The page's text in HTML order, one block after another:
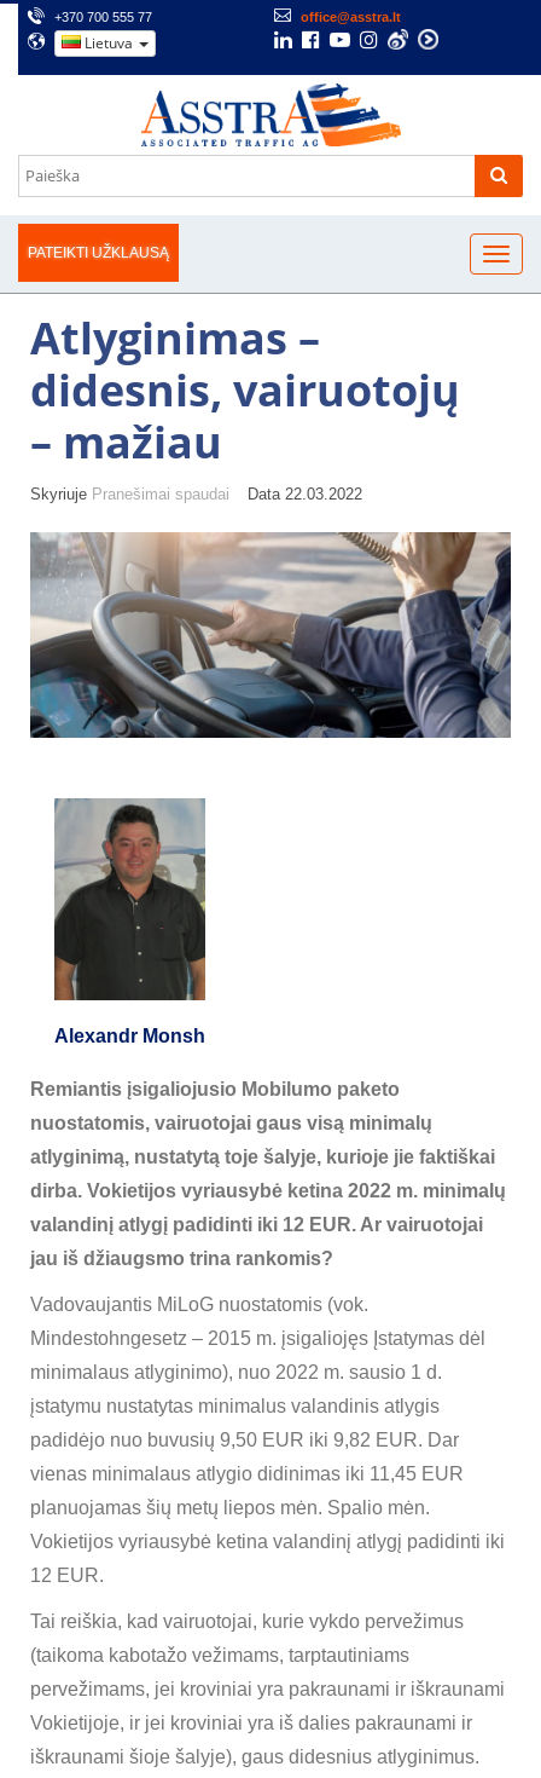
+370 700 555 77 office@asstra.lt
Lietuva
PATEIKTI UŽKLAUSĄ
Atlyginimas –
didesnis, vairuotojų
– mažiau
Skyriuje Pranešimai spaudai Data 22.03.2022
Alexandr Monsh
Remiantis įsigaliojusio Mobilumo paketo
nuostatomis, vairuotojai gaus visą minimalų
atlyginimą, nustatytą toje šalyje, kurioje jie faktiškai
dirba. Vokietijos vyriausybė ketina 2022 m. minimalų
valandinį atlygį padidinti iki 12 EUR. Ar vairuotojai
jau iš džiaugsmo trina rankomis?
Vadovaujantis MiLoG nuostatomis (vok.
Mindestohngesetz – 2015 m. įsigaliojęs Įstatymas dėl
minimalaus atlyginimo), nuo 2022 m. sausio 1 d.
įstatymu nustatytas minimalus valandinis atlygis
padidėjo nuo buvusių 9,50 EUR iki 9,82 EUR. Dar
vienas minimalaus atlygio didinimas iki 11,45 EUR
planuojamas šių metų liepos mėn. Spalio mėn.
Vokietijos vyriausybė ketina valandinį atlygį padidinti iki
12 EUR.
Tai reiškia, kad vairuotojai, kurie vykdo pervežimus
(taikoma kabotažo vežimams, tarptautiniams
pervežimams, jei kroviniai yra pakraunami ir iškraunami
Vokietijoje, ir jei kroviniai yra iš dalies pakraunami ir
iškraunami šioje šalyje), gaus didesnius atlyginimus.